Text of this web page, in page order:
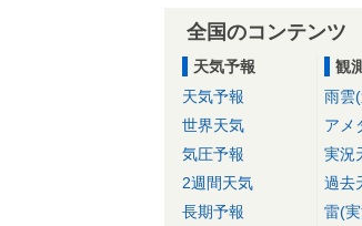
全国のコンテンツ
天気予報
天気予報
世界天気
気圧予報
2週間天気
長期予報
観
雨雲
アメ
実況
過去
雷(